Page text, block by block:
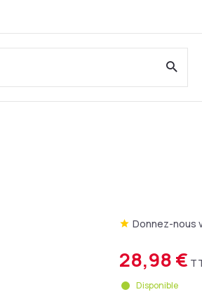
Donnez-nous
28,98 €
Disponible